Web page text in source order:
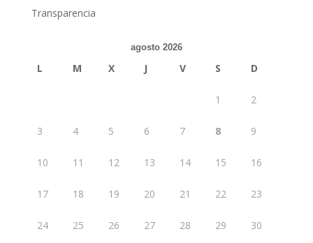
Transparencia
agosto 2026
L M X J V S D
1 2
3 4 5 6 7 8 9
10 11 12 13 14 15 16
17 18 19 20 21 22 23
24 25 26 27 28 29 30